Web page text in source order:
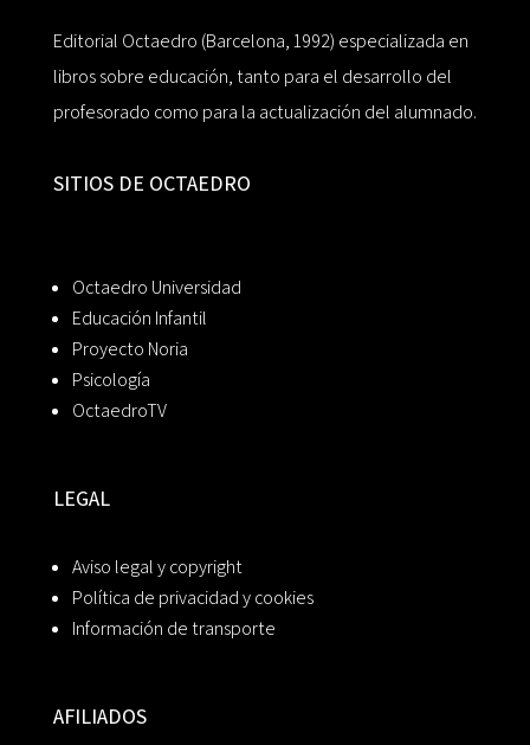
Editorial Octaedro (Barcelona, 1992) especializada en
libros sobre educación, tanto para el desarrollo del
profesorado como para la actualización del alumnado.
SITIOS DE OCTAEDRO
Octaedro Universidad
Educación Infantil
Proyecto Noria
Psicología
OctaedroTV
LEGAL
Aviso legal y copyright
Política de privacidad y cookies
Información de transporte
AFILIADOS